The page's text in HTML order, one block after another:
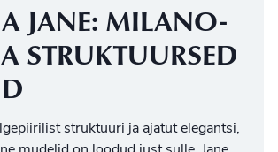
JANE: MILANO-
STRUKTUURSED
struktuuri ja ajatut elegantsi,